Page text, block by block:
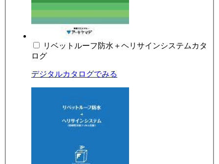
リベットルーフ防水＋ヘリサインシステムカタ
ログ
デジタルカタログでみる